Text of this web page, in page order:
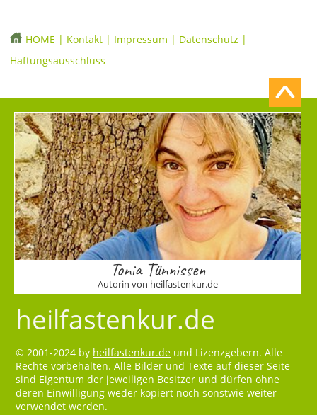
HOME | Kontakt | Impressum | Datenschutz |
Haftungsausschluss
Tonia Tünnissen
Autorin von heilfastenkur.de
heilfastenkur.de
© 2001-2024 by heilfastenkur.de und Lizenzgebern. Alle
Rechte vorbehalten. Alle Bilder und Texte auf dieser Seite
sind Eigentum der jeweiligen Besitzer und dürfen ohne
deren Einwilligung weder kopiert noch sonstwie weiter
verwendet werden.